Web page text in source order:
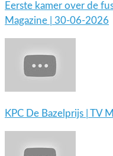
Eerste kamer over de
Magazine | 30-06-2026
KPC De Bazelprijs | TV